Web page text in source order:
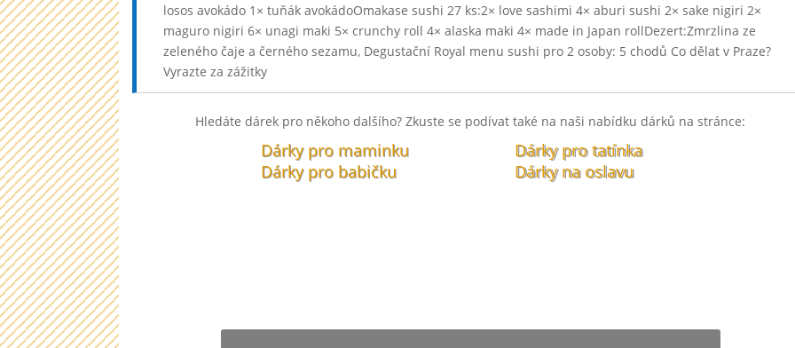
losos avokádo 1× tuňák avokádoOmakase sushi 27 ks:2× love sashimi 4× aburi sushi 2× sake nigiri 2×
maguro nigiri 6× unagi maki 5× crunchy roll 4× alaska maki 4× made in Japan rollDezert:Zmrzlina ze
zeleného čaje a černého sezamu, Degustační Royal menu sushi pro 2 osoby: 5 chodů Co dělat v Praze?
Vyrazte za zážitky
U nás najdete vždy ten správný dárek pro dědečka. Ať má narozeniny nebo svátek, uděláte mu radost
Hledáte dárek pro někoho dalšího? Zkuste se podívat také na naši nabídku dárků na stránce:
Dárky pro maminku
Dárky pro babičku
Dárky pro tatínka
Dárky na oslavu